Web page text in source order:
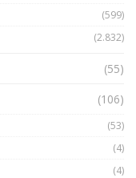
(599)
(2.832)
(55)
(106)
(53)
(4)
(4)